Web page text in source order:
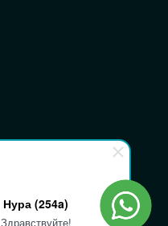
Нура (254a)
Здравствуйте!